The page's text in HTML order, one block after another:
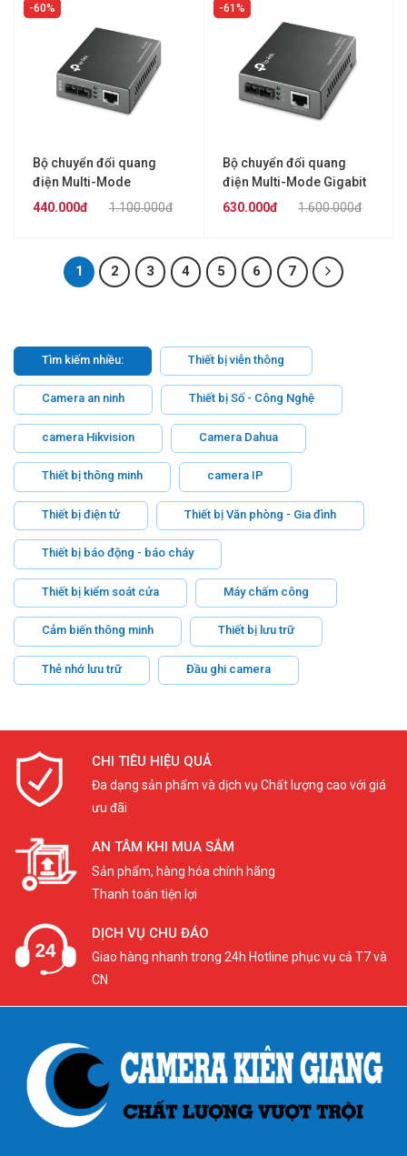
60%
Bộ chuyển đổi quang
điện Multi-Mode
10/100Mbps TP-LINK
1.100.000đ
440.000đ
61%
Bộ chuyển đổi quang
điện Multi-Mode Gigabit
TP-LINK MC200CM1.600.000đ
630.000đ
1 2 3 4 5 6 7
Tìm kiếm nhiều: Thiết bị viễn thông
Camera an ninh Thiết bị Số - Công Nghệ
camera Hikvision Camera Dahua
Thiết bị thông minh camera IP
Thiết bị điện tử Thiết bị Văn phòng - Gia đình
Thiết bị báo động - báo cháy
Thiết bị kiểm soát cửa Máy chấm công
Cảm biến thông minh Thiết bị lưu trữ
Thẻ nhớ lưu trữ Đầu ghi camera
CHI TIÊU HIỆU QUẢ
Đa dạng sản phẩm và dịch vụ Chất lượng cao với giá
ưu đãi
AN TÂM KHI MUA SẮM
Sản phẩm, hàng hóa chính hãng
Thanh toán tiện lợi
DỊCH VỤ CHU ĐÁO
Giao hàng nhanh trong 24h Hotline phục vụ cả T7 và
CN